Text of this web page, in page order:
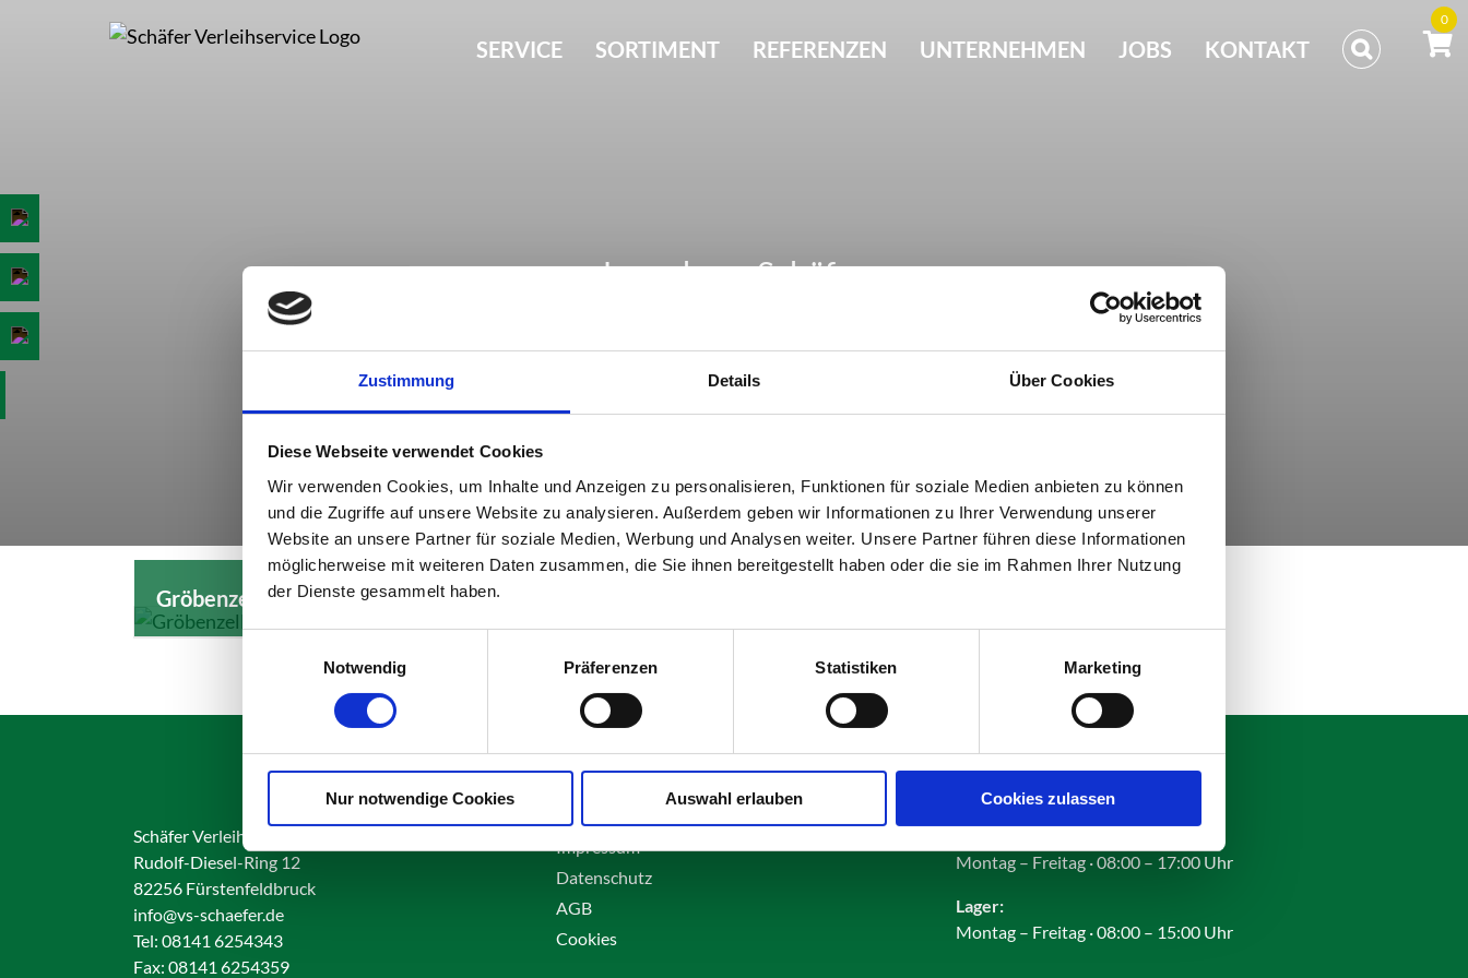
Zustimmung Details Über Cookies
Diese Webseite verwendet Cookies
Wir verwenden Cookies, um Inhalte und Anzeigen zu personalisieren, Funktionen für soziale Medien anbieten zu können
und die Zugriffe auf unsere Website zu analysieren. Außerdem geben wir Informationen zu Ihrer Verwendung unserer
Website an unsere Partner für soziale Medien, Werbung und Analysen weiter. Unsere Partner führen diese Informationen
möglicherweise mit weiteren Daten zusammen, die Sie ihnen bereitgestellt haben oder die sie im Rahmen Ihrer Nutzung
der Dienste gesammelt haben.
Einwilligungsauswahl
Notwendig
Präferenzen Statistiken Marketing
Nur notwendige Cookies Auswahl erlauben Cookies zulassen
SERVICE SORTIMENT REFERENZEN UNTERNEHMEN JOBS KONTAKT
Lagerhaus Schäfer
0
Gröbenzell
Schäfer Verleihservice
Rudolf-Diesel-Ring 12
82256 Fürstenfeldbruck
info@vs-schaefer.de
Tel: 08141 6254343
Fax: 08141 6254359
Impressum
Datenschutz
AGB
Cookies
Öffnungszeiten:
Montag – Freitag · 08:00 – 17:00 Uhr
Lager:
Montag – Freitag · 08:00 – 15:00 Uhr